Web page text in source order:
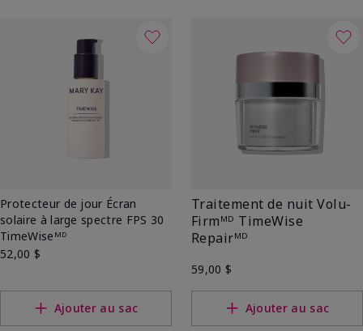
Protecteur de jour Écran
solaire à large spectre FPS 30
TimeWiseᴹᴰ
52,00 $
Ajouter au sac
Traitement de nuit Volu-
Firmᴹᴰ TimeWise
Repairᴹᴰ
59,00 $
Ajouter au sac